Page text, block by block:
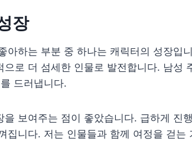
장
아하는 부분 중 하나는 캐릭터의 성장입
으로 더 섬세한 인물로 발전합니다. 남성
드러냅니다.
을 보여주는 점이 좋았습니다. 급하게 진
집니다. 저는 인물들과 함께 여정을 걷는